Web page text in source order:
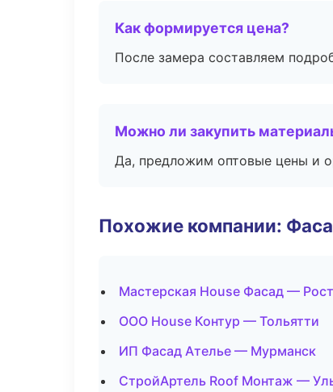
Как формируется цена?
После замера составляем
Можно ли закупить
Да, предложим оптовые цены и
Похожие компании:
Мастерская House Фасад —
ООО House Контур — Тольятти
ИП Фасад Ателье — Мурманск
СтройАртель Roof Монтаж —